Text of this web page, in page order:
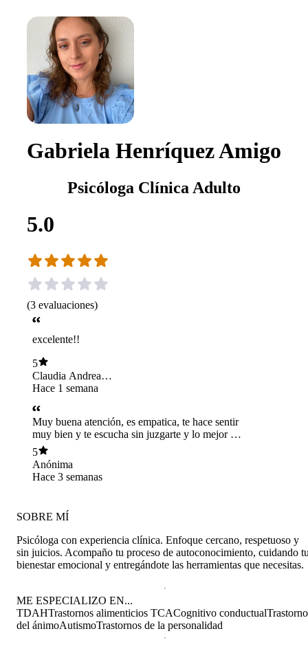
Gabriela Henríquez Amigo
Psicóloga Clínica Adulto
5.0
(3 evaluaciones)
excelente!!
5
Claudia Andrea
Meza Astete
Hace 1 semana
Muy buena atención, es empatica, te hace sentir
muy bien y te escucha sin juzgarte y lo mejor es
que te sientes cómoda contando tus problemas.
Es muy profesional, me ha ayudado harto desde
que la conocí.
5
Anónima
Hace 3 semanas
SOBRE MÍ
Psicóloga con experiencia clínica. Enfoque cercano, respetuoso y
sin juicios. Acompaño tu proceso de autoconocimiento, cuidando
bienestar emocional y entregándote las herramientas que necesitas.
ME ESPECIALIZO EN...
TDAHTrastornos alimenticios TCACognitivo conductual
del ánimoAutismoTrastornos de la personalidad